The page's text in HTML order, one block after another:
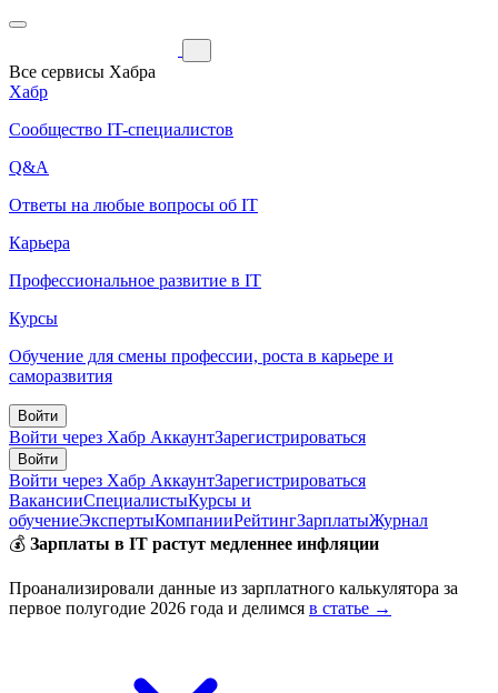
Все сервисы Хабра
Хабр
Сообщество IT-специалистов
Q&A
Ответы на любые вопросы об IT
Карьера
Профессиональное развитие в IT
Курсы
Обучение для смены профессии, роста в карьере и
саморазвития
Войти
Войти через Хабр АккаунтЗарегистрироваться
Войти
Войти через Хабр АккаунтЗарегистрироваться
ВакансииСпециалистыКурсы и
обучениеЭкспертыКомпанииРейтингЗарплатыЖурнал
💰 Зарплаты в IT растут медленнее инфляции
Проанализировали данные из зарплатного калькулятора за
первое полугодие 2026 года и делимся в статье →